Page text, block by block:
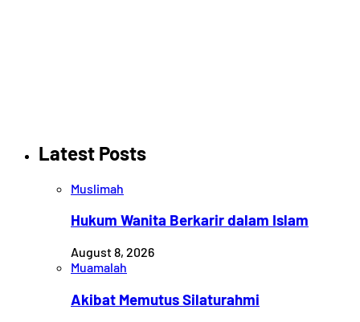
Latest Posts
Muslimah
Hukum Wanita Berkarir dalam Islam
August 8, 2026
Muamalah
Akibat Memutus Silaturahmi